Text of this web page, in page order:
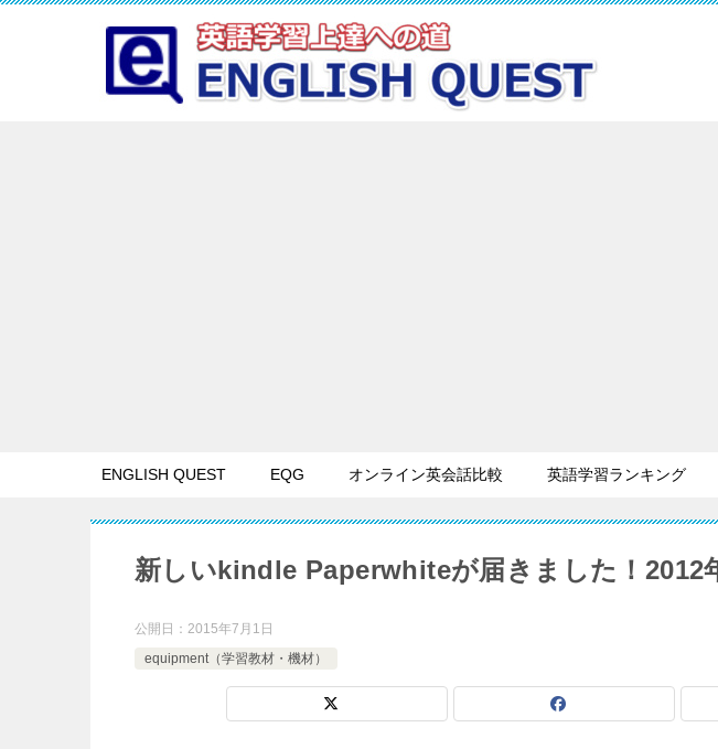
ENGLISH QUEST EQG オンライン英会話比較 英語学習ランキング
新しいkindle Paperwhiteが届きました！2012
公開日： 2015年7月1日
equipment（学習教材・機材）